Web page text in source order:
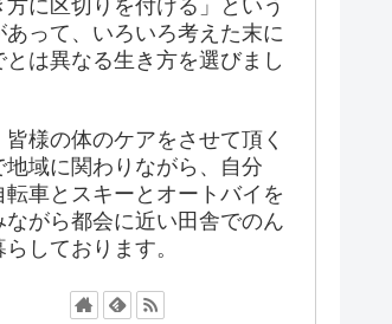
方に区切りを付ける」という
あって、いろいろ考えた末に
とは異なる生き方を選びまし
皆様の体のケアをさせて頂く
地域に関わりながら、自分
転車とスキーとオートバイを
ながら都会に近い田舎でのん
しております。